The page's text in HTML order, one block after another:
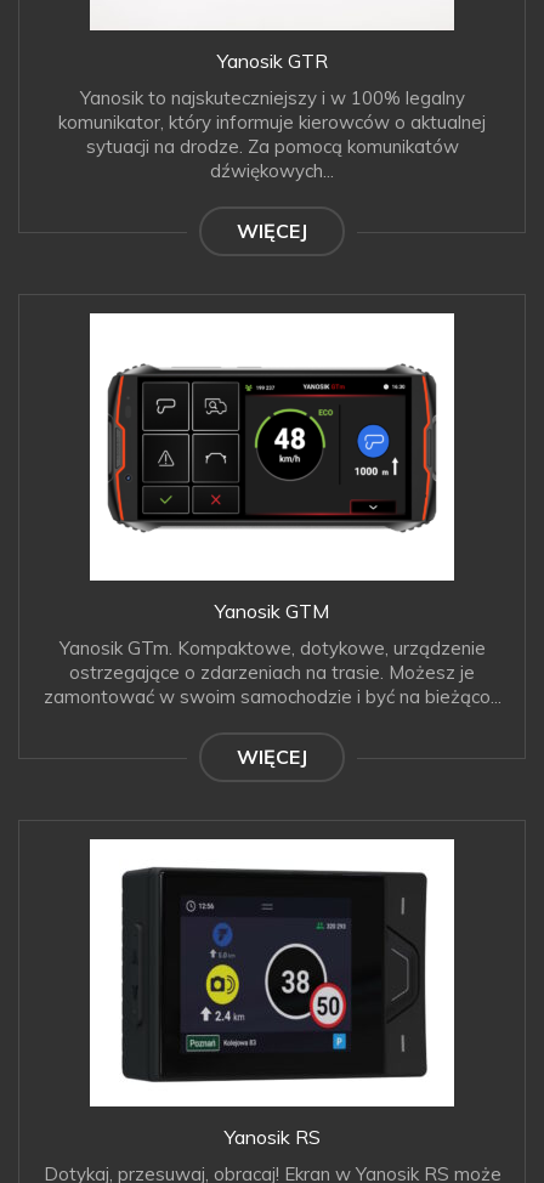
Yanosik GTR
Yanosik to najskuteczniejszy i w 100% legalny
komunikator, który informuje kierowców o aktualnej
sytuacji na drodze. Za pomocą komunikatów
dźwiękowych...
WIĘCEJ
Yanosik GTM
Yanosik GTm. Kompaktowe, dotykowe, urządzenie
ostrzegające o zdarzeniach na trasie. Możesz je
zamontować w swoim samochodzie i być na bieżąco...
WIĘCEJ
Yanosik RS
Dotykaj, przesuwaj, obracaj! Ekran w Yanosik RS może